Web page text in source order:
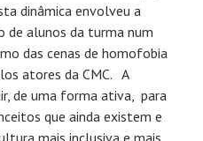
dinâmica envolveu a
de alunos da turma num
das cenas de homofobia
atores da CMC. A
de uma forma ativa, para
que ainda existem e